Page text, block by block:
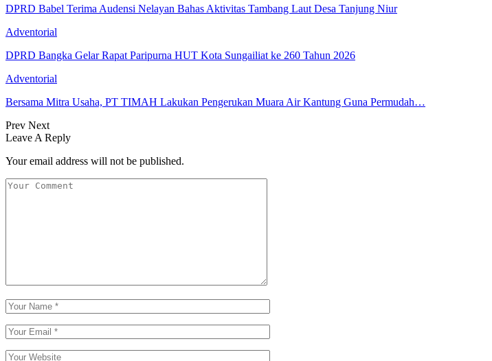
DPRD Babel Terima Audensi Nelayan Bahas Aktivitas Tambang Laut Desa Tanjung Niur
Adventorial
DPRD Bangka Gelar Rapat Paripurna HUT Kota Sungailiat ke 260 Tahun 2026
Adventorial
Bersama Mitra Usaha, PT TIMAH Lakukan Pengerukan Muara Air Kantung Guna Permudah…
Prev Next
Leave A Reply
Your email address will not be published.